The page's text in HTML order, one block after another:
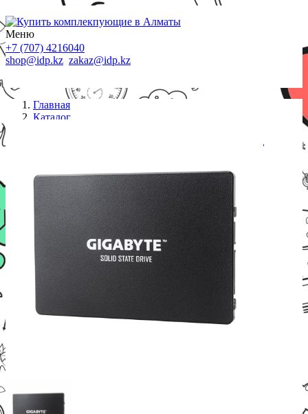
Меню
+7 (707) 4216040
shop@idp.kz zakaz@idp.kz
Главная
Каталог
SSD-накопитель Gigabyte SSD 240Gb, 2.5*, 7mm,